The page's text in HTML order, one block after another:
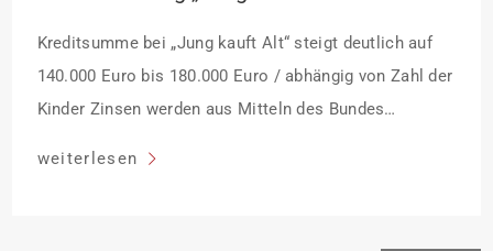
Kreditsumme bei „Jung kauft Alt“ steigt deutlich auf
140.000 Euro bis 180.000 Euro / abhängig von Zahl der
Kinder Zinsen werden aus Mitteln des Bundes
weiterlesen